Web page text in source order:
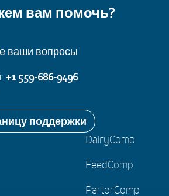
вам помочь?
ваши вопросы
+1 559-686-9496
поддержки
DairyComp
FeedComp
ParlorComp